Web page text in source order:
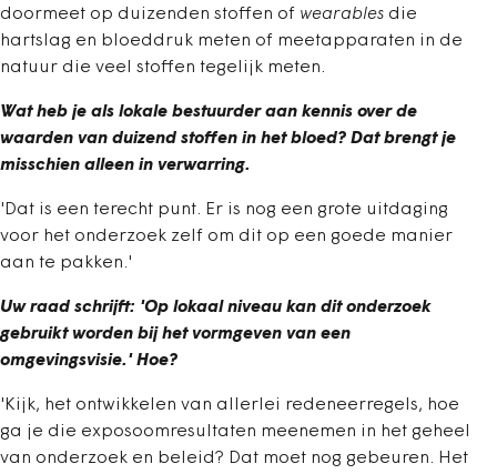
doormeet op duizenden stoffen of wearables die
hartslag en bloeddruk meten of meetapparaten in de
natuur die veel stoffen tegelijk meten.
Wat heb je als lokale bestuurder aan kennis over de
waarden van duizend stoffen in het bloed? Dat brengt je
misschien alleen in verwarring.
'Dat is een terecht punt. Er is nog een grote uitdaging
voor het onderzoek zelf om dit op een goede manier
aan te pakken.'
Uw raad schrijft: 'Op lokaal niveau kan dit onderzoek
gebruikt worden bij het vormgeven van een
omgevingsvisie.' Hoe?
'Kijk, het ontwikkelen van allerlei redeneerregels, hoe
ga je die exposoomresultaten meenemen in het geheel
van onderzoek en beleid? Dat moet nog gebeuren. Het